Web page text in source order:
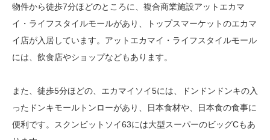
物件から徒歩7分ほどのところに、複合商業施設アットエカマ
イ・ライフスタイルモールがあり、トップスマーケットのエカマ
イ店が入居しています。アットエカマイ・ライフスタイルモール
には、飲食店やショップなどもあります。
また、徒歩5分ほどの、エカマイソイ5には、ドンドンドンキの入
ったドンキモールトンローがあり、日本食材や、日本食の食事に
便利です。スクンビットソイ63には大型スーパーのビッグCもあ